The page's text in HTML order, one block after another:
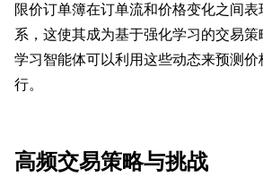
限价订单簿在订单流和价格变化之间
系，这使其成为基于强化学习的交易
学习智能体可以利用这些动态来预测
行。
高频交易策略与挑战